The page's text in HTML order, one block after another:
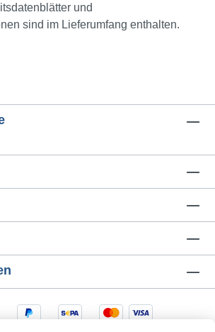
und
sind im Lieferumfang enthalten.